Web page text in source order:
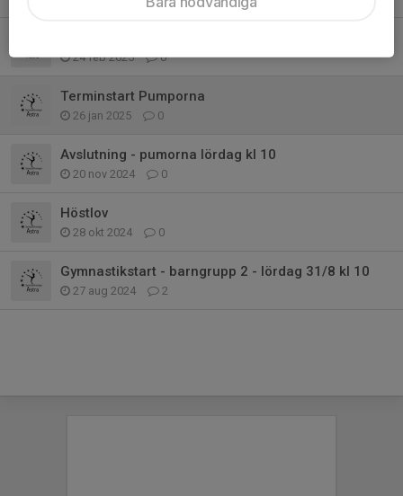
24 feb 2025 0
Terminstart Pumporna
26 jan 2025 0
Avslutning - pumorna lördag kl 10
20 nov 2024 0
Höstlov
28 okt 2024 0
Gymnastikstart - barngrupp 2 - lördag 31/8 kl 10
27 aug 2024 2